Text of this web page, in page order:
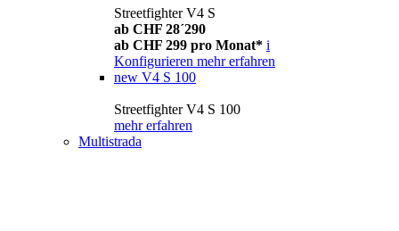
Streetfighter V4 S
ab CHF 28´290
ab CHF 299 pro Monat* i
Konfigurieren mehr erfahren
new V4 S 100
Streetfighter V4 S 100
mehr erfahren
Multistrada